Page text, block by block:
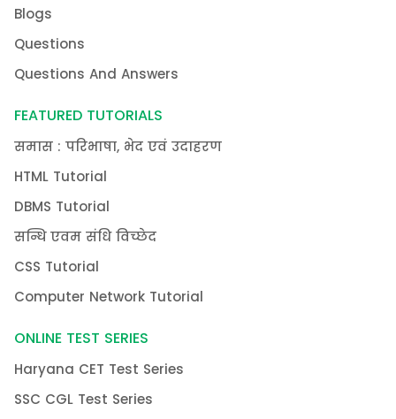
Blogs
Questions
Questions And Answers
FEATURED TUTORIALS
समास : परिभाषा, भेद एवं उदाहरण
HTML Tutorial
DBMS Tutorial
सन्धि एवम संधि विच्छेद
CSS Tutorial
Computer Network Tutorial
ONLINE TEST SERIES
Haryana CET Test Series
SSC CGL Test Series